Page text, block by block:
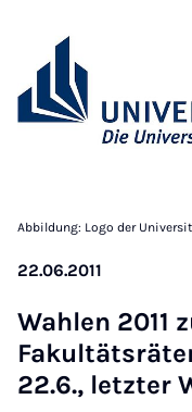
Abbildung: Logo der
22.06.2011
Wah­len 2011
22.6., letz­ter